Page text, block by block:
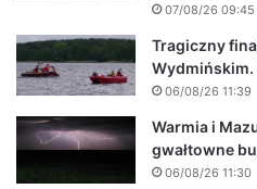
07/08/26 09:45
Tragiczny
Wydmińskim.
06/08/26 11:39
Warmia i
gwałtowne
06/08/26 11:30